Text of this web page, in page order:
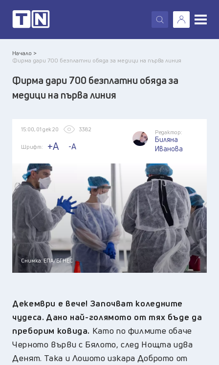
X
Начало >
Фирма дари 700 безплатни обяда за медици на първа линия
Фирма дари 700 безплатни обяда за
медици на първа линия
15:00, 01 дек 20 3382
Шрифт: +A -A
Редактор:
Биляна
Иванова
Снимка: ЕПА/БГНЕС
Декември е вече! Започват коледните
чудеса. Дано най-голямото от тях бъде да
преборим ковида. Като по филмите обаче
Черното върви с Бялото, след Нощта идва
Денят. Така и Лошото изкара Доброто от